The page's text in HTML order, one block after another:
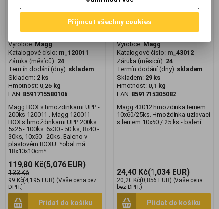
Magg BOX s hmoždinkami
UPP - 200ks 120011
Výrobce:Magg
Katalogové číslo: m_120011
Záruka (měsíců): 24
Termín dodání (dny): skladem
Skladem: 2 ks
Hmotnost: 0,25 kg
EAN: 8591715580106
Magg BOX s hmoždinkami UPP -
200ks 120011 . Magg 120011
BOX s hmoždinkami UPP 200ks
5x25 - 100ks, 6x30 - 50 ks, 8x40 -
30ks, 10x50 - 20ks. Baleno v
plastovém BOXU. *obal má
18x10x10cm*
119,80 Kč(5,076 EUR)
133 Kč
99 Kč(4,195 EUR) (Vaše cena bez
DPH:)
Přidat do košíku
Magg 43012 hmoždinka
lemem 10x60/25ks
Výrobce:Magg
Katalogové číslo: m_43012
Záruka (měsíců): 24
Termín dodání (dny): skladem
Skladem: 29 ks
Hmotnost: 0,1 kg
EAN: 8591715305082
Magg 43012 hmoždinka lemem
10x60/25ks. Hmoždinka uzlovací
s lemem 10x60 / 25 ks - balení.
24,40 Kč(1,034 EUR)
20,20 Kč(0,856 EUR) (Vaše cena
bez DPH:)
Přidat do košíku
Přijmout všechny cookies